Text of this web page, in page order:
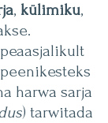
, külimiku,
harwa sarja
) tarwitada